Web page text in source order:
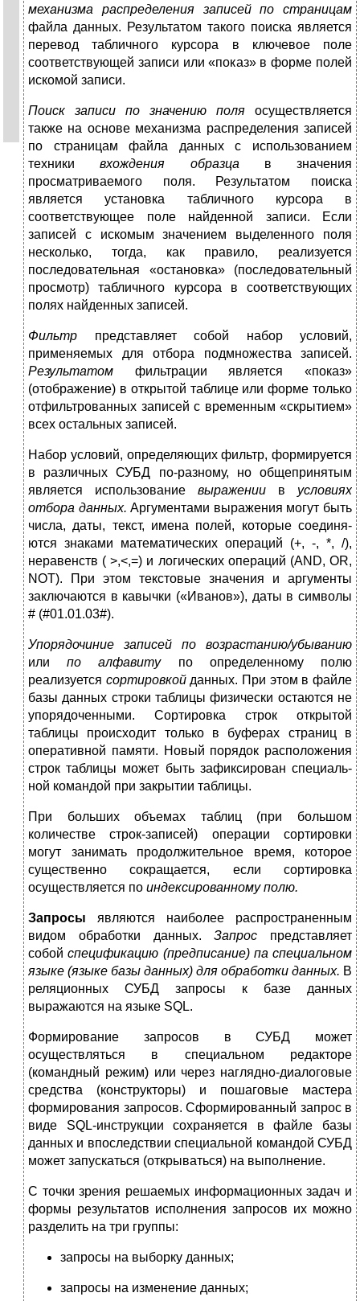
механизма распределения записей по страницам
файла данных. Ре­зультатом такого поиска является
перевод табличного курсора в ключевое поле
соответствующей записи или «показ» в форме полей
искомой записи.
Поиск записи по значению поля осуществляется
также на основе механизма распределения записей
по страницам файла данных с использованием
техникивхождения образца в значе­ния
просматриваемого поля. Результатом поиска
является ус­тановка табличного курсора в
соответствующее поле найден­ной записи. Если
записей с искомым значением выделенного поля
несколько, тогда, как правило, реализуется
последователь­ная «остановка» (последовательный
просмотр) табличного кур­сора в соответствующих
полях найденных записей.
Фильтр представляет собой набор условий,
применяемых для отбора подмножества записей.
Результатом фильтрации является «показ»
(отображение) в открытой таблице или фор­ме только
отфильтрованных записей с временным «скрытием»
всех остальных записей.
Набор условий, определяющих фильтр, формируется
в раз­личных СУБД по-разному, но общепринятым
является исполь­зование выражении в условиях
отбора данных. Аргументами выражения могут быть
числа, даты, текст, имена полей, которые соединя­
ются знаками математических операций (+, -, *, /),
неравенств ( >,<,=) и логических операций (АND, ОR,
NОТ). При этом тек­стовые значения и аргументы
заключаются в кавычки («Ива­нов»), даты в символы
# (#01.01.03#).
Упорядочиние записей по возрас­танию/убыванию
илипо алфавитупо определенному полю
реализуется сортировкойданных. При этом в файле
базы данных строки таблицы физически остаются не
упорядочен­ными. Сортировка строк открытой
таблицы про­исходит только в буферах страниц в
оперативной памяти. Но­вый порядок расположения
строк таблицы может быть зафиксирован специаль­
ной командой при закрытии таблицы.
При больших объемах таблиц (при большом
количестве строк-записей) операции сортировки
могут занимать продол­жительное время, которое
существенно сокращается, если сор­тировка
осуществляется по индексированному полю.
Запросы являются наиболее распространенным
видом об­работки данных.Запрос представляет
собойспецификацию (предписание) па специальном
языке (языке базы данных) для обработки дан­ных. В
реляционных СУБД запросы к базе данных
выражают­ся на языке SQL.
Формирование запросов в СУБД может
осуществляться в специальном редакторе
(командный режим) или через нагляд­но-диалоговые
средства (конструкторы) и пошаговые мастера
формирования запросов. Сформированный запрос в
виде SQL-инструкции сохраняется в файле базы
данных и впослед­ствии специальной командой СУБД
может запускаться (откры­ваться) на выполнение.
С точки зрения решаемых ин­формационных задач и
формы результатов исполнения запро­сов их можно
разделить на три группы:
запросы на выборку данных;
запросы на изменение данных;